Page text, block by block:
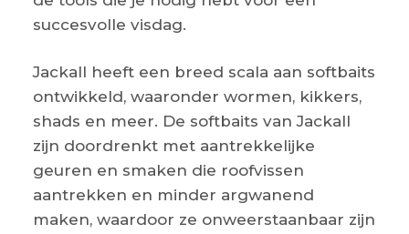
succesvolle visdag.
Jackall heeft een breed scala aan softbaits
ontwikkeld, waaronder wormen, kikkers,
shads en meer. De softbaits van Jackall
zijn doordrenkt met aantrekkelijke
geuren en smaken die roofvissen
aantrekken en minder argwanend
maken, waardoor ze onweerstaanbaar zijn